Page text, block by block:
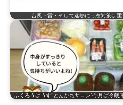
台風・雷・そして遮熱にも窓対策は重
ふくろうはうす“とんかちサロン”今月は冷蔵